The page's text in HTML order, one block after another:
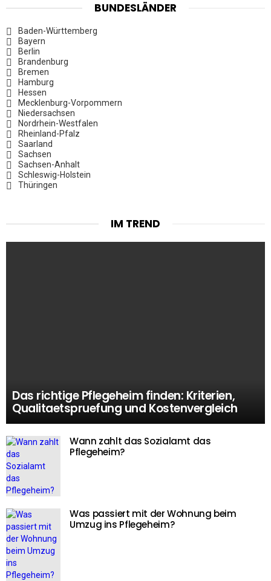
BUNDESLÄNDER
Baden-Württemberg
Bayern
Berlin
Brandenburg
Bremen
Hamburg
Hessen
Mecklenburg-Vorpommern
Niedersachsen
Nordrhein-Westfalen
Rheinland-Pfalz
Saarland
Sachsen
Sachsen-Anhalt
Schleswig-Holstein
Thüringen
IM TREND
Das richtige Pflegeheim finden: Kriterien,
Qualitaetspruefung und Kostenvergleich
Wann zahlt das Sozialamt das
Pflegeheim?
Was passiert mit der Wohnung beim
Umzug ins Pflegeheim?